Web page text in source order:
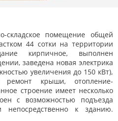
складское помещение общей
44 сотки на территории
кирпичное, выполнен
заведена новая электрика
увеличения до 150 кВт),
ремонт крыши, отопление-
строение имеет несколько
с возможностью подъезда
непосредственно к зданию.